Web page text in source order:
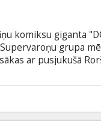
komiksu giganta
grupa
ar pusjukušā
– miljoniem